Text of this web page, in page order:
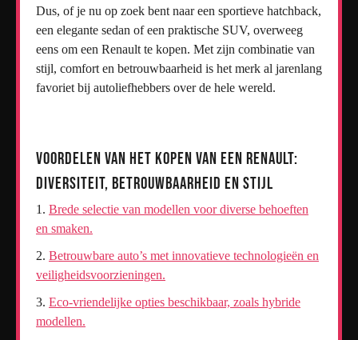
Dus, of je nu op zoek bent naar een sportieve hatchback,
een elegante sedan of een praktische SUV, overweeg
eens om een Renault te kopen. Met zijn combinatie van
stijl, comfort en betrouwbaarheid is het merk al jarenlang
favoriet bij autoliefhebbers over de hele wereld.
Voordelen van het Kopen van een Renault:
Diversiteit, Betrouwbaarheid en Stijl
Brede selectie van modellen voor diverse behoeften
en smaken.
Betrouwbare auto’s met innovatieve technologieën en
veiligheidsvoorzieningen.
Eco-vriendelijke opties beschikbaar, zoals hybride
modellen.